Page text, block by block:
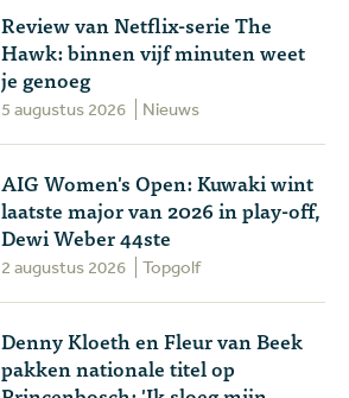
Review van Netflix-serie The
Hawk: binnen vijf minuten weet
je genoeg
5 augustus 2026 Nieuws
AIG Women's Open: Kuwaki wint
laatste major van 2026 in play-off,
Dewi Weber 44ste
2 augustus 2026 Topgolf
Denny Kloeth en Fleur van Beek
pakken nationale titel op